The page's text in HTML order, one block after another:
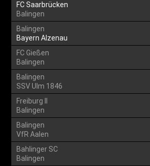
FC Saarbrücken
Balingen
Balingen
Bayern Alzenau
FC Gießen
Balingen
Balingen
SSV Ulm 1846
Freiburg II
Balingen
Balingen
VfR Aalen
Bahlinger SC
Balingen